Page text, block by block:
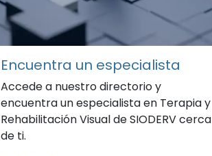
Encuentra un especialista
Accede a nuestro directorio y
encuentra un especialista en Terapia y
Rehabilitación Visual de SIODERV cerca
de ti.